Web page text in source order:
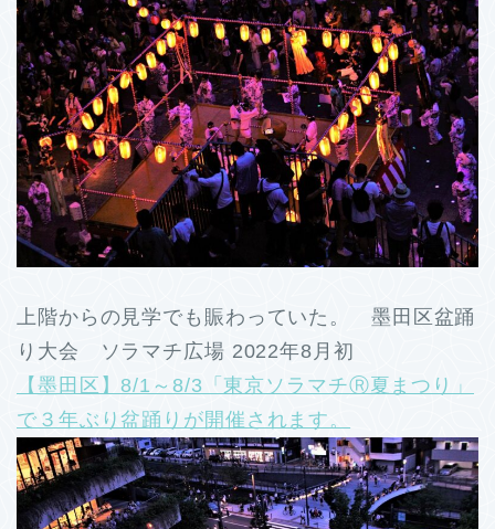
上階からの見学でも賑わっていた。 墨田区盆踊
り大会 ソラマチ広場 2022年8月初
【墨田区】8/1～8/3「東京ソラマチⓇ夏まつり」
で３年ぶり盆踊りが開催されます。